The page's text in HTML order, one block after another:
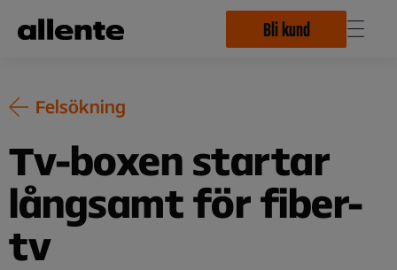
Bli kund
Felsökning
Tv-boxen startar
långsamt för fiber-
tv